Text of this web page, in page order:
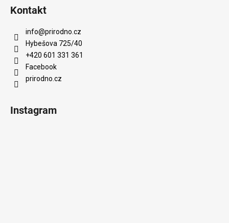
Kontakt
info@prirodno.cz
Hybešova 725/40
+420 601 331 361
Facebook
prirodno.cz
Instagram